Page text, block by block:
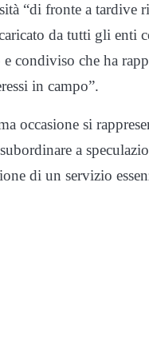
“di fronte a tardive
da tutti gli enti
condiviso che ha
in campo”.
occasione si
a
di un servizio